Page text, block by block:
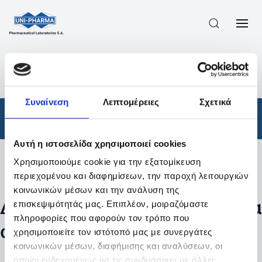
Συναίνεση Λεπτομέρειες Σχετικά
Αυτή η ιστοσελίδα χρησιμοποιεί cookies
Χρησιμοποιούμε cookie για την εξατομίκευση
περιεχομένου και διαφημίσεων, την παροχή λειτουργιών
κοινωνικών μέσων και την ανάλυση της
επισκεψιμότητάς μας. Επιπλέον, μοιραζόμαστε
πληροφορίες που αφορούν τον τρόπο που
χρησιμοποιείτε τον ιστότοπό μας με συνεργάτες
κοινωνικών μέσων, διαφήμισης και αναλύσεων, οι
οποίοι ενδεχομένως να τις συνδυάσουν με άλλες
ΠΡΟΪΟΝΤΑ
ΑΠΟΤΕΛΕΣΜΑΤΑ ΑΝΑΖΗΤΗΣΗΣ
Φάρμακα
Φίλτρα
Δεν βρέθηκαν προϊόντα με τα
συγκεκριμένα φίλτρα